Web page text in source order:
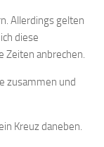
Allerdings gelten
diese
Zeiten anbrechen.
zusammen und
Kreuz daneben.